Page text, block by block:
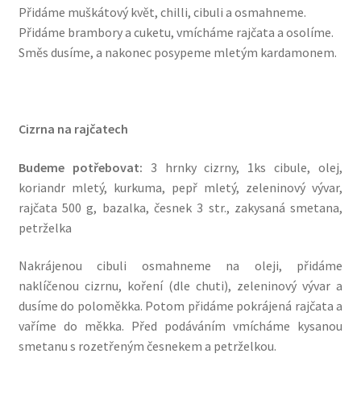
Přidáme muškátový květ, chilli, cibuli a osmahneme.
Přidáme brambory a cuketu, vmícháme rajčata a osolíme.
Směs dusíme, a nakonec posypeme mletým kardamonem.
Cizrna na rajčatech
Budeme potřebovat: 3 hrnky cizrny, 1ks cibule, olej,
koriandr mletý, kurkuma, pepř mletý, zeleninový vývar,
rajčata 500 g, bazalka, česnek 3 str., zakysaná smetana,
petrželka
Nakrájenou cibuli osmahneme na oleji, přidáme
naklíčenou cizrnu, koření (dle chuti), zeleninový vývar a
dusíme do poloměkka. Potom přidáme pokrájená rajčata a
vaříme do měkka. Před podáváním vmícháme kysanou
smetanu s rozetřeným česnekem a petrželkou.